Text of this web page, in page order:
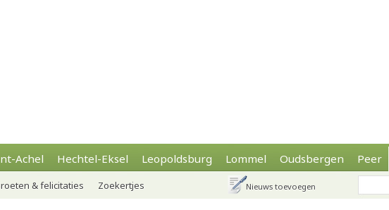
Achel Hechtel-Eksel Leopoldsburg Lommel Oudsbergen Peer
& felicitaties Zoekertjes Nieuws toevoegen